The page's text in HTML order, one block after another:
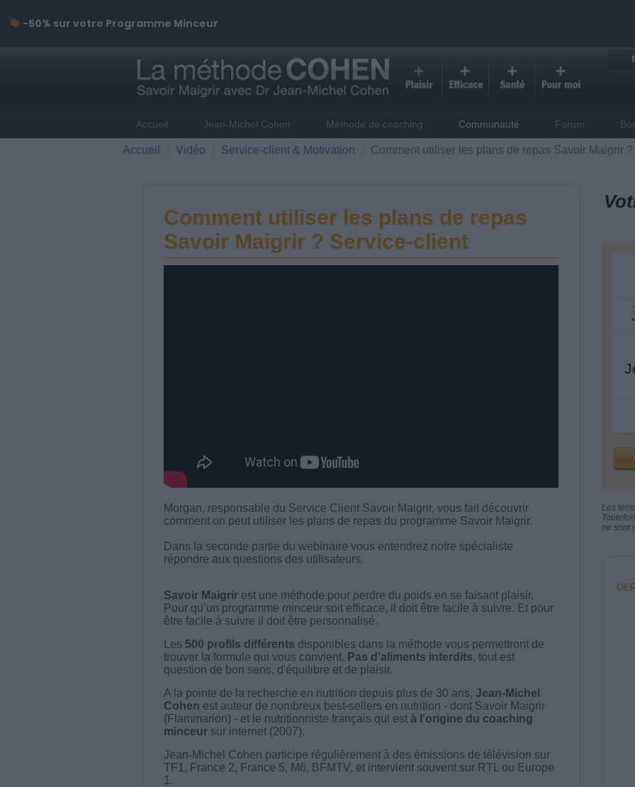
Accueil Jean-Michel Cohen Méthode de coaching Communauté Forum
Accueil Vidéo Service-client & Motivation Comment utiliser les plans de repas Savoir Maigrir
Comment utiliser les plans de repas
Savoir Maigrir ? Service-client
Morgan, responsable du Service Client Savoir Maigrir, vous fait découvrir
comment on peut utiliser les plans de repas du programme Savoir Maigrir.
Dans la seconde partie du webinaire vous entendrez notre spécialiste
répondre aux questions des utilisateurs.
Savoir Maigrirest une méthode pour perdre du poids en se faisant plaisir.
Pour qu’un programme minceur soit efficace, il doit être facile à suivre. Et pour
être facile à suivre il doit être personnalisé.
Les 500 profils différents disponibles dans la méthode vous permettront de
trouver la formule qui vous convient. Pas d'aliments interdits, tout est
question de bon sens, d'équilibre et de plaisir.
A la pointe de la recherche en nutrition depuis plus de 30 ans, Jean-Michel
Cohen est auteur de nombreux best-sellers en nutrition - dont Savoir Maigrir
(Flammarion) - et le nutritionniste français qui est à l'origine du coaching
minceursur internet (2007).
Jean-Michel Cohen participe régulièrement à des émissions de télévision sur
TF1, France 2, France 5, M6, BFMTV, et intervient souvent sur RTL ou Europe
1.
Les
ne sont
-50% sur votre Programme Minceur